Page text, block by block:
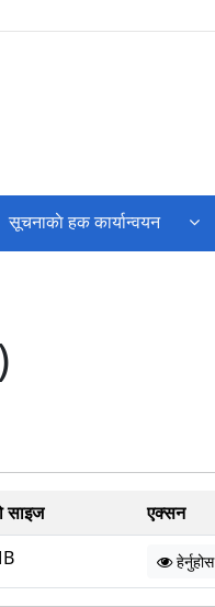
सूचनाकाे हक कार्यान्वयन
साइज
एक्सन
हेर्नुहोस